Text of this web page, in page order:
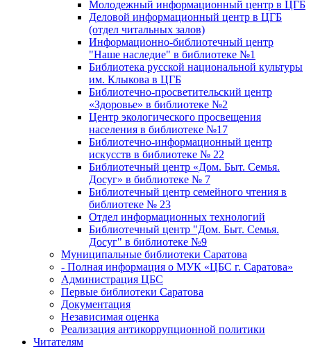
Молодежный информационный центр в ЦГБ
Деловой информационный центр в ЦГБ
(отдел читальных залов)
Информационно-библиотечный центр
"Наше наследие" в библиотеке №1
Библиотека русской национальной культуры
им. Клыкова в ЦГБ
Библиотечно-просветительский центр
«Здоровье» в библиотеке №2
Центр экологического просвещения
населения в библиотеке №17
Библиотечно-информационный центр
искусств в библиотеке № 22
Библиотечный центр «Дом. Быт. Семья.
Досуг» в библиотеке № 7
Библиотечный центр семейного чтения в
библиотеке № 23
Отдел информационных технологий
Библиотечный центр "Дом. Быт. Семья.
Досуг" в библиотеке №9
Муниципальные библиотеки Саратова
- Полная информация о МУК «ЦБС г. Саратова»
Администрация ЦБС
Первые библиотеки Саратова
Документация
Независимая оценка
Реализация антикоррупционной политики
Читателям